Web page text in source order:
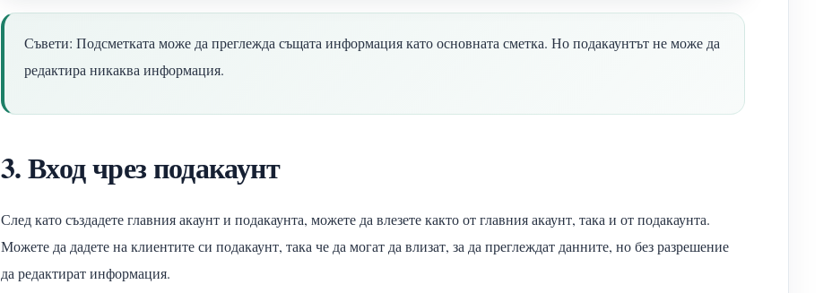
Съвети: Подсметката може да преглежда същата информация като основната сметка. Но подакаунтът не може да
редактира никаква информация.
3. Вход чрез подакаунт
След като създадете главния акаунт и подакаунта, можете да влезете както от главния акаунт, така и от подакаунта.
Можете да дадете на клиентите си подакаунт, така че да могат да влизат, за да преглеждат данните, но без разрешение
да редактират информация.